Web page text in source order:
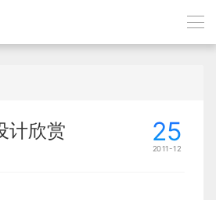
25
2011-12
计欣赏